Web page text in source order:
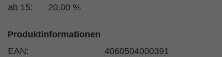
ab 15:
20,00 %
Produktinformationen
EAN:
4060504000391